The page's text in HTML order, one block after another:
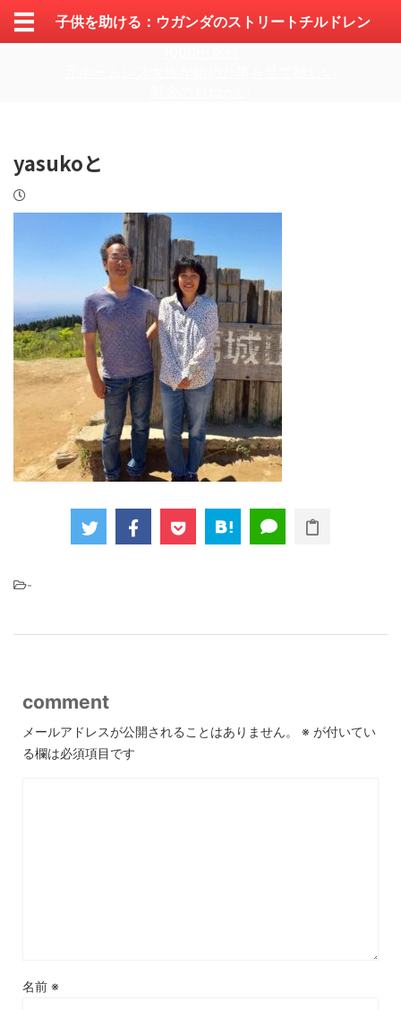
子供を助ける：ウガンダのストリートチルドレン
yasukoと
-
comment
メールアドレスが公開されることはありません。 ※ が付いてい
る欄は必須項目です
名前 ※